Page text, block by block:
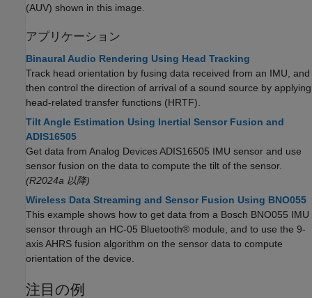
(AUV) shown in this image.
アプリケーション
Binaural Audio Rendering Using Head Tracking
Track head orientation by fusing data received from an IMU, and
then control the direction of arrival of a sound source by applying
head-related transfer functions (HRTF).
Tilt Angle Estimation Using Inertial Sensor Fusion and
ADIS16505
Get data from Analog Devices ADIS16505 IMU sensor and use
sensor fusion on the data to compute the tilt of the sensor.
(R2024a 以降)
Wireless Data Streaming and Sensor Fusion Using BNO055
This example shows how to get data from a Bosch BNO055 IMU
sensor through an HC-05 Bluetooth® module, and to use the 9-
axis AHRS fusion algorithm on the sensor data to compute
orientation of the device.
注目の例